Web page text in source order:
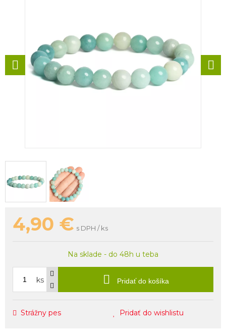
4,90 € s DPH / ks
Na sklade - do 48h u teba
ks Pridať do košíka
Strážny pes Pridať do wishlistu